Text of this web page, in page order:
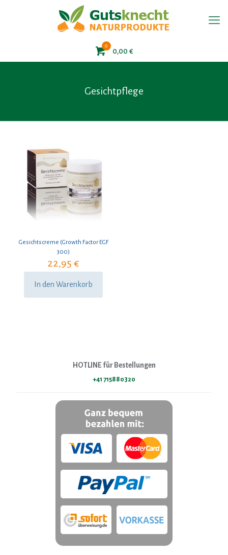
0
0,00 €
Gesichtpflege
Gesichtscreme (Growth Factor EGF
300)
22,95€
In den Warenkorb
HOTLINE für Bestellungen
+41 715880320